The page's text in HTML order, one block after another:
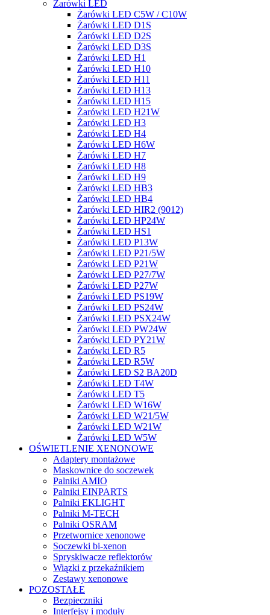
Żarówki LED
Żarówki LED C5W / C10W
Żarówki LED D1S
Żarówki LED D2S
Żarówki LED D3S
Żarówki LED H1
Żarówki LED H10
Żarówki LED H11
Żarówki LED H13
Żarówki LED H15
Żarówki LED H21W
Żarówki LED H3
Żarówki LED H4
Żarówki LED H6W
Żarówki LED H7
Żarówki LED H8
Żarówki LED H9
Żarówki LED HB3
Żarówki LED HB4
Żarówki LED HIR2 (9012)
Żarówki LED HP24W
Żarówki LED HS1
Żarówki LED P13W
Żarówki LED P21/5W
Żarówki LED P21W
Żarówki LED P27/7W
Żarówki LED P27W
Żarówki LED PS19W
Żarówki LED PS24W
Żarówki LED PSX24W
Żarówki LED PW24W
Żarówki LED PY21W
Żarówki LED R5
Żarówki LED R5W
Żarówki LED S2 BA20D
Żarówki LED T4W
Żarówki LED T5
Żarówki LED W16W
Żarówki LED W21/5W
Żarówki LED W21W
Żarówki LED W5W
OŚWIETLENIE XENONOWE
Adaptery montażowe
Maskownice do soczewek
Palniki AMIO
Palniki EINPARTS
Palniki EKLIGHT
Palniki M-TECH
Palniki OSRAM
Przetwornice xenonowe
Soczewki bi-xenon
Spryskiwacze reflektorów
Wiązki z przekaźnikiem
Zestawy xenonowe
POZOSTAŁE
Bezpieczniki
Interfejsy i moduły